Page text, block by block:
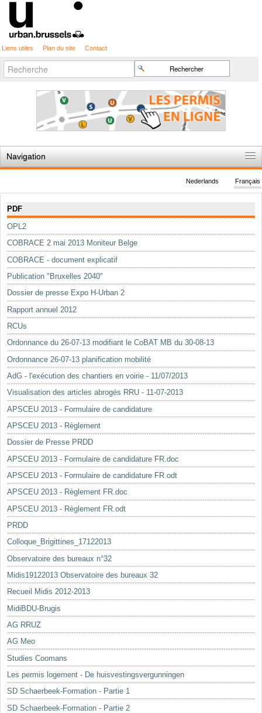
Liens utiles Plan du site Contact
Chercher par
Recherche
avancée…
Navigation
Règles du jeu
Permis d'urbanisme
Cartographie
Etudes et publications
Mots-clés
Renseignements urbanistiques
Français
Nederlands
PDF
OPL2
COBRACE 2 mai 2013 Moniteur Belge
COBRACE - document explicatif
Publication "Bruxelles 2040"
Dossier de presse Expo H-Urban 2
Rapport annuel 2012
RCUs
Ordonnance du 26-07-13 modifiant le CoBAT MB du 30-08-13
Ordonnance 26-07-13 planification mobilité
AdG - l'exécution des chantiers en voirie - 11/07/2013
Visualisation des articles abrogés RRU - 11-07-2013
APSCEU 2013 - Formulaire de candidature
APSCEU 2013 - Règlement
Dossier de Presse PRDD
APSCEU 2013 - Formulaire de candidature FR.doc
APSCEU 2013 - Formulaire de candidature FR.odt
APSCEU 2013 - Règlement FR.doc
APSCEU 2013 - Règlement FR.odt
PRDD
Colloque_Brigittines_17122013
Observatoire des bureaux n°32
Midis19122013 Observatoire des bureaux 32
Recueil Midis 2012-2013
MidiBDU-Brugis
AG RRUZ
AG Meo
Studies Coomans
Les permis logement - De huisvestingsvergunningen
SD Schaerbeek-Formation - Partie 1
SD Schaerbeek-Formation - Partie 2